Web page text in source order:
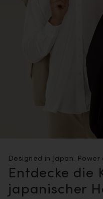
Designed in Japan.
Entdecke die
japanischer